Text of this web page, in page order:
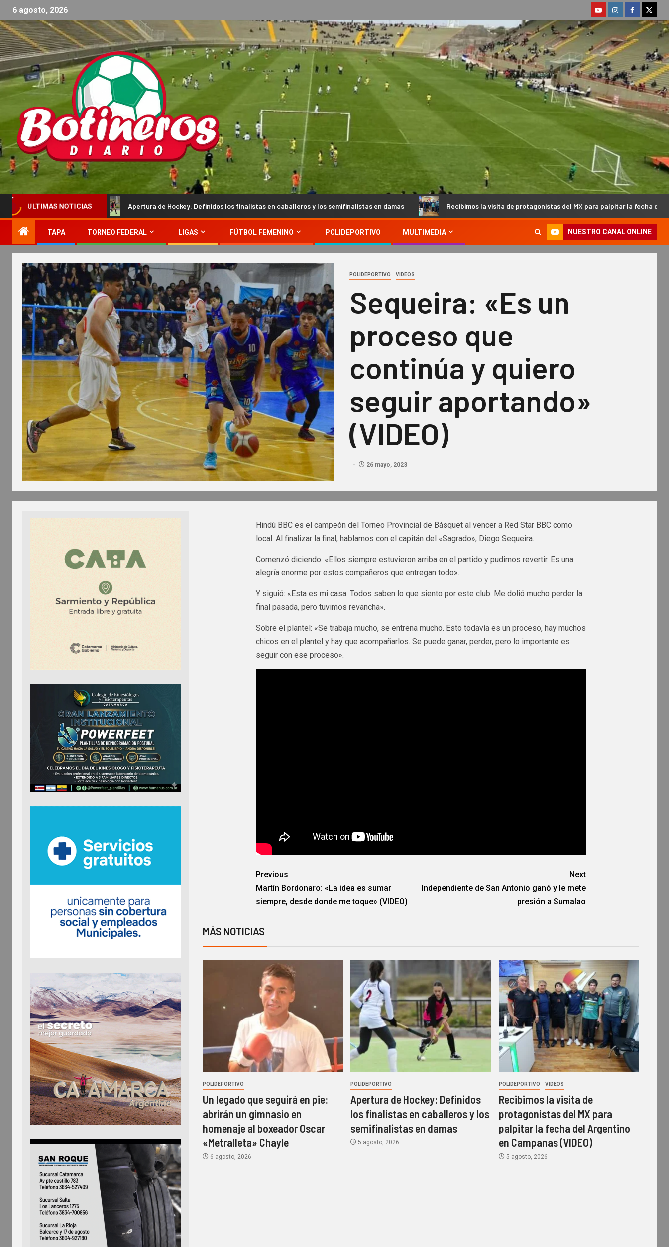
6 agosto, 2026
ULTIMAS NOTICIAS
Apertura de Hockey: Definidos los finalistas en caballeros y los semifinalistas en damas Recibimos la visita de protagonistas del MX para palpitar la fecha del Argentino en Campanas
TAPA TORNEO FEDERAL LIGAS FÚTBOL FEMENINO POLIDEPORTIVO MULTIMEDIA NUESTRO CANAL ONLINE
POLIDEPORTIVO VIDEOS
Sequeira: «Es un
proceso que
continúa y quiero
seguir aportando»
(VIDEO)
26 mayo, 2023
Hindú BBC es el campeón del Torneo Provincial de Básquet al vencer a Red Star BBC como
local. Al finalizar la final, hablamos con el capitán del «Sagrado», Diego Sequeira.
Comenzó diciendo: «Ellos siempre estuvieron arriba en el partido y pudimos revertir. Es una
alegría enorme por estos compañeros que entregan todo».
Y siguió: «Esta es mi casa. Todos saben lo que siento por este club. Me dolió mucho perder la
final pasada, pero tuvimos revancha».
Sobre el plantel: «Se trabaja mucho, se entrena mucho. Esto todavía es un proceso, hay muchos
chicos en el plantel y hay que acompañarlos. Se puede ganar, perder, pero lo importante es
seguir con ese proceso».
Previous
Martín Bordonaro: «La idea es sumar
siempre, desde donde me toque» (VIDEO)
Next
Independiente de San Antonio ganó y le mete
presión a Sumalao
MÁS NOTICIAS
POLIDEPORTIVO
Un legado que seguirá en pie:
abrirán un gimnasio en
homenaje al boxeador Oscar
«Metralleta» Chayle
6 agosto, 2026
POLIDEPORTIVO
Apertura de Hockey: Definidos
los finalistas en caballeros y los
semifinalistas en damas
5 agosto, 2026
POLIDEPORTIVO VIDEOS
Recibimos la visita de
protagonistas del MX para
palpitar la fecha del Argentino
en Campanas (VIDEO)
5 agosto, 2026